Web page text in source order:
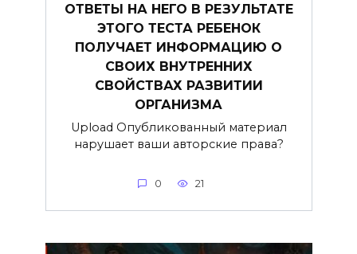
ОТВЕТЫ НА НЕГО В РЕЗУЛЬТАТЕ
ЭТОГО ТЕСТА РЕБЕНОК
ПОЛУЧАЕТ ИНФОРМАЦИЮ О
СВОИХ ВНУТРЕННИХ
СВОЙСТВАХ РАЗВИТИИ
ОРГАНИЗМА
Upload Опубликованный материал
нарушает ваши авторские права?
0 21